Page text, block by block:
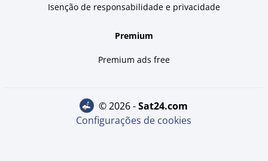
Isenção de responsabilidade e privacidade
Premium
Premium ads free
© 2026 - sat24.com
Configurações de cookies